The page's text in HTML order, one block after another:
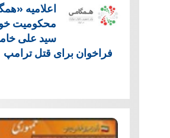
اعلامیه
محکومیت
سید علی
فراخوان برای قتل ترامپ